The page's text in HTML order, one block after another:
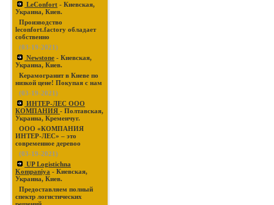
LeConfort - Киевская,
Украина, Киев.
Производство
leconfort.factory обладает
собственно
(03-19-2021)
Newstone - Киевская,
Украина, Киев.
Керамогранит в Киеве по
низкой цене! Покупая с нам
(03-19-2021)
ИНТЕР-ЛЕС ООО
КОМПАНИЯ - Полтавская,
Украина, Кременчуг.
ООО «КОМПАНИЯ
ИНТЕР-ЛЕС» – это
современное деревоо
(03-19-2021)
UP Logistichna
Kompaniya - Киевская,
Украина, Киев.
Предоставляем полный
спектр логистических